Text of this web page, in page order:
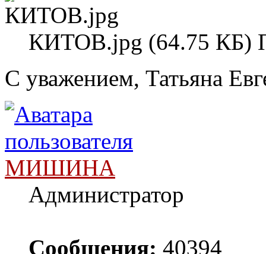
КИТОВ.jpg (64.75 КБ)
С уважением, Татьяна
МИШИНА
Администратор
Сообщения: 40394